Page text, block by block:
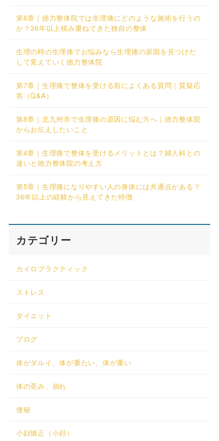
第6章｜徳力整体院では生理痛にどのような施術を行うの
か？36年以上積み重ねてきた独自の整体
生理の時の生理痛でお悩みなら生理痛の原因を見つけだ
して変えていく徳力整体院
第7章｜生理痛で整体を受ける前によくある質問｜質疑応
答（Q&A）
第8章｜北九州市で生理痛の原因に悩む方へ｜徳力整体院
からお伝えしたいこと
第4章｜生理痛で整体を受けるメリットとは？婦人科との
違いと徳力整体院の考え方
第5章｜生理痛になりやすい人の身体には共通点がある？
36年以上の経験から見えてきた特徴
カテゴリー
カイロプラクティック
ストレス
ダイエット
ブログ
体がダルイ、体が重たい、体が重い
体の歪み、崩れ
便秘
小顔矯正（小顔）